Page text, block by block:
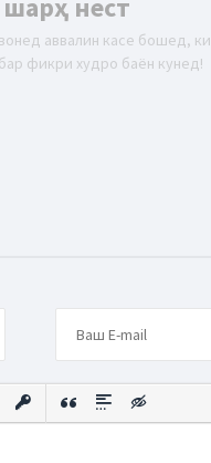
нест
аввалин касе бошед, ки
фикри худро баён кунед!